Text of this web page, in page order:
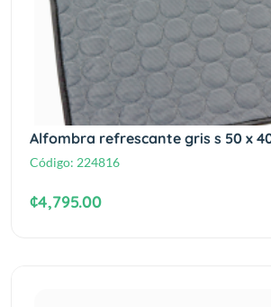
Alfombra refrescante gris s 50 x
Código: 224816
¢4,795.00